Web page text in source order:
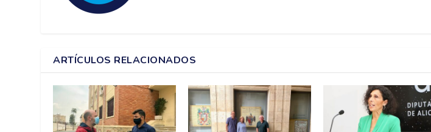
ARTÍCULOS RELACIONADOS